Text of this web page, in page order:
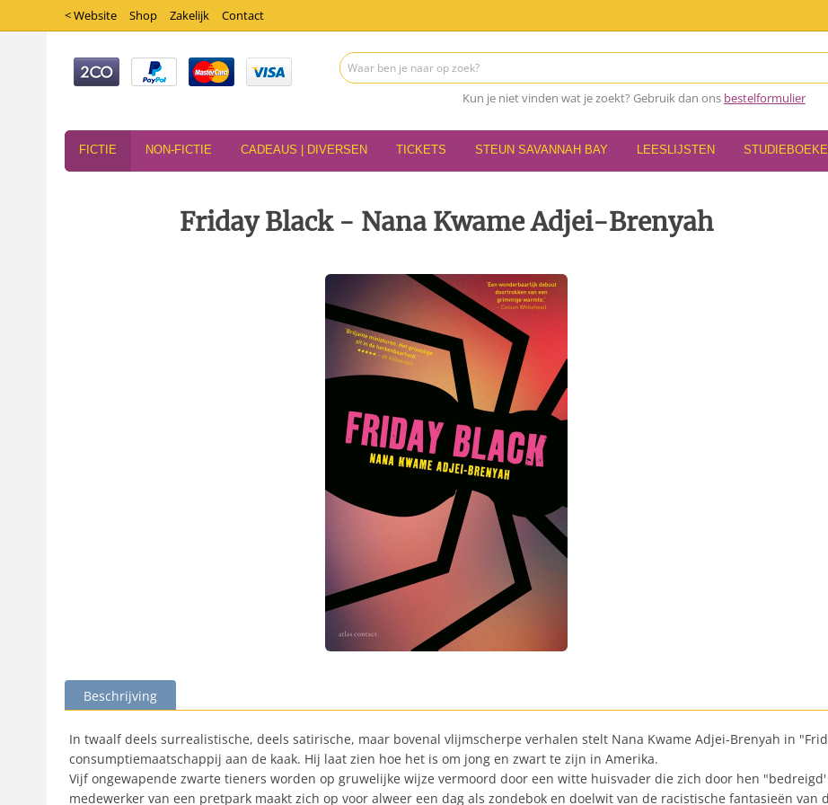
< Website Shop Zakelijk Contact
Kun je niet vinden wat je zoekt? Gebruik dan ons bestelformulier
FICTIE NON-FICTIE CADEAUS | DIVERSEN TICKETS STEUN SAVANNAH BAY LEESLIJSTEN
Friday Black - Nana Kwame Adjei-Brenyah
Beschrijving
In twaalf deels surrealistische, deels satirische, maar bovenal vlijmscherpe verhalen stelt Nana Kwame Adjei-Brenyah in
consumptiemaatschappij aan de kaak. Hij laat zien hoe het is om jong en zwart te zijn in Amerika.
Vijf ongewapende zwarte tieners worden op gruwelijke wijze vermoord door een witte huisvader die zich door hen
medewerker van een pretpark maakt zich op voor alweer een dag als zondebok en doelwit van de racistische fantasieën van